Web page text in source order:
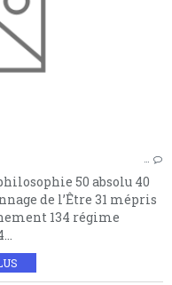
…
50 absolu 40
de l’Être 31 mépris
134 régime